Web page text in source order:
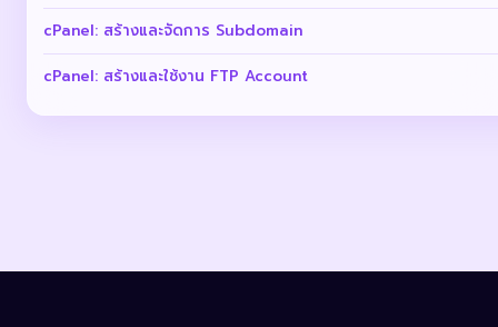
cPanel: สร้างและจัดการ Subdomain
cPanel: สร้างและใช้งาน FTP Account